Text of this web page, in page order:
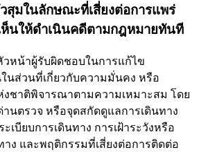
มในลักษณะที่เสี่ยงต่อการแพร่
ห็นให้ดำเนินคดีตามกฎหมายทันที
วหน้าผู้รับผิดชอบในการแก้ไข
นส่วนที่เกี่ยวกับความมั่นคง หรือ
งชาติพิจารณาตามความเหมาะสม โดย
นตรวจ หรือจุดสกัดดูแลการเดินทาง
เบียบการเดินทาง การเฝ้าระวังหรือ
าง และพฤติกรรมที่เสี่ยงต่อการติดต่อ